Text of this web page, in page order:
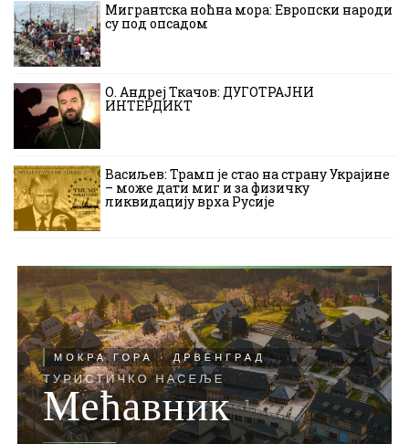
Мигрантска ноћна мора: Европски народи
су под опсадом
О. Андреј Ткачов: ДУГОТРАЈНИ
ИНТЕРДИКТ
Васиљев: Трамп је стао на страну Украјине
– може дати миг и за физичку
ликвидацију врха Русије